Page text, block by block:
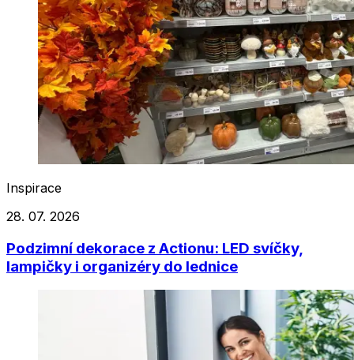
Inspirace
28. 07. 2026
Podzimní dekorace z Actionu: LED svíčky,
lampičky i organizéry do lednice